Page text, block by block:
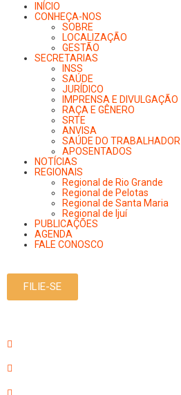
INÍCIO
CONHEÇA-NOS
SOBRE
LOCALIZAÇÃO
GESTÃO
SECRETARIAS
INSS
SAÚDE
JURÍDICO
IMPRENSA E DIVULGAÇÃO
RAÇA E GÊNERO
SRTE
ANVISA
SAÚDE DO TRABALHADOR
APOSENTADOS
NOTÍCIAS
REGIONAIS
Regional de Rio Grande
Regional de Pelotas
Regional de Santa Maria
Regional de Ijuí
PUBLICAÇÕES
AGENDA
FALE CONOSCO
FILIE-SE